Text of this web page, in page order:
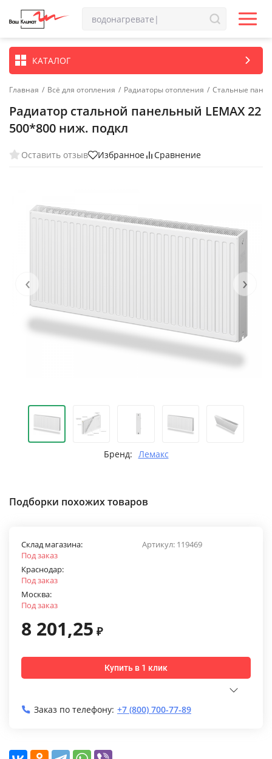
КАТАЛОГ
Главная / Всё для отопления / Радиаторы отопления / Стальные
Радиатор стальной панельный LEMAX 22
500*800 ниж. подкл
Оставить отзыв Избранное Сравнение
‹ ›
Бренд: Лемакс
Подборки похожих товаров
Артикул: 119469
Склад магазина:
Под заказ
Краснодар:
Под заказ
Москва:
Под заказ
8 201,25 ₽
Купить в 1 клик
Заказ по телефону: +7 (800) 700-77-89